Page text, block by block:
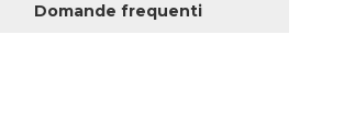
Domande frequenti